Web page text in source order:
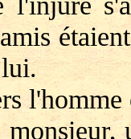
l'homme